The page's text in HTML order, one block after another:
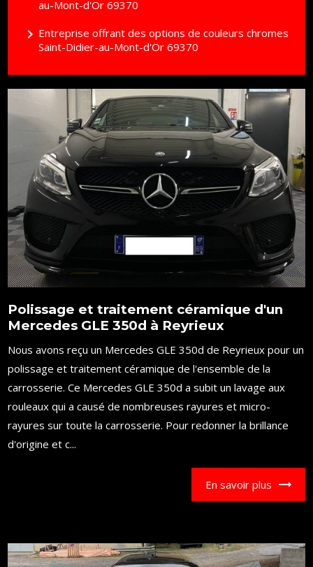
au-Mont-d'Or 69370
navigate_next Entreprise offrant des options de couleurs chromes
Saint-Didier-au-Mont-d'Or 69370
Polissage et traitement céramique d'un
Mercedes GLE 350d à Reyrieux
Nous avons reçu un Mercedes GLE 350d de Reyrieux pour un
polissage et traitement céramique de l'ensemble de la
carrosserie. Ce Mercedes GLE 350d a subit un lavage aux
rouleaux qui a causé de nombreuses rayures et micro-
rayures sur toute la carrosserie. Pour redonner la brillance
d'origine et c...
En savoir plus